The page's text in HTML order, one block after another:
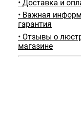
• Доставка и
• Важная
гарантия
• Отзывы о
магазине